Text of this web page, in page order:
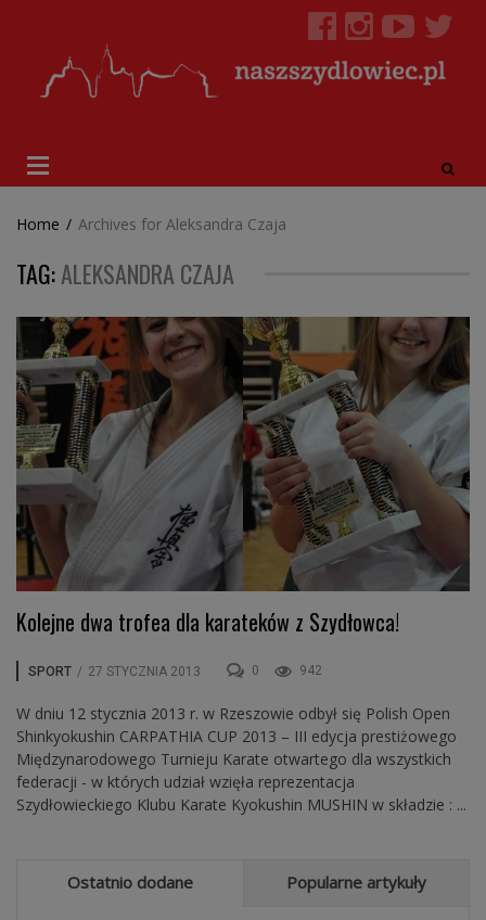
Home / Archives for Aleksandra Czaja
TAG:ALEKSANDRA CZAJA
Kolejne dwa trofea dla karateków z Szydłowca!
SPORT / 27 STYCZNIA 2013 0 942
W dniu 12 stycznia 2013 r. w Rzeszowie odbył się Polish Open
Shinkyokushin CARPATHIA CUP 2013 – III edycja prestiżowego
Międzynarodowego Turnieju Karate otwartego dla wszystkich
federacji - w których udział wzięła reprezentacja
Szydłowieckiego Klubu Karate Kyokushin MUSHIN w składzie : ...
Ostatnio dodane Popularne artykuły